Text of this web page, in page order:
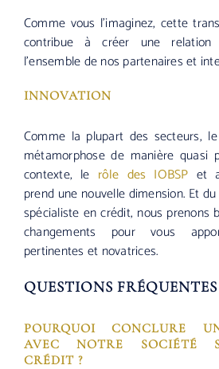
Comme vous l’imaginez, cette
contribue à créer une relation
l’ensemble de nos partenaires et
INNOVATION
Comme la plupart des secteurs,
métamorphose de manière quasi
contexte, le rôle des IOBSP et
prend une nouvelle dimension. Et
spécialiste en crédit, nous prenons
changements pour vous
pertinentes et novatrices.
QUESTIONS FRÉQUENTES
POURQUOI CONCLURE
AVEC NOTRE SOCIÉTÉ
CRÉDIT ?